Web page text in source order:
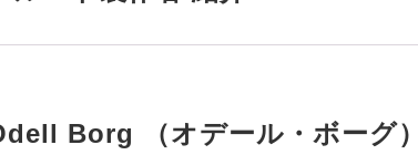
Borg （オデール・ボーグ）